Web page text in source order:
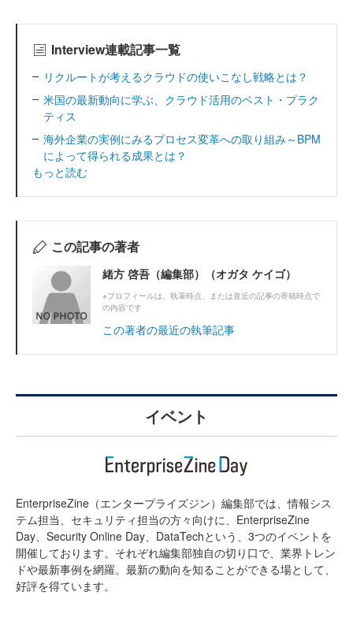
Interview連載記事一覧
リクルートが考えるクラウドの使いこなし戦略とは？
米国の最新動向に学ぶ、クラウド活用のベスト・プラク
ティス
海外企業の実例にみるプロセス変革への取り組み～BPM
によって得られる成果とは？
もっと読む
この記事の著者
緒方 啓吾（編集部）（オガタ ケイゴ）
※プロフィールは、執筆時点、または直近の記事の寄稿時点で
の内容です
この著者の最近の執筆記事
イベント
EnterpriseZine（エンタープライズジン）編集部では、情報シス
テム担当、セキュリティ担当の方々向けに、EnterpriseZine
Day、Security Online Day、DataTechという、3つのイベントを
開催しております。それぞれ編集部独自の切り口で、業界トレン
ドや最新事例を網羅。最新の動向を知ることができる場として、
好評を得ています。